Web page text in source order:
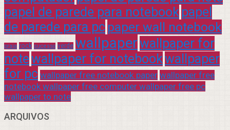
papel de parede para notebook papel
de parede para pc paper wall notebook
praia rock sucesso verde wallpaperwallpaper for
notewallpaper for notebookwallpaper
for pc wallpaper free notebook paper wallpaper free
notebook wallpaper free computer wallpaper free pc
wallpaper to note
ARQUIVOS